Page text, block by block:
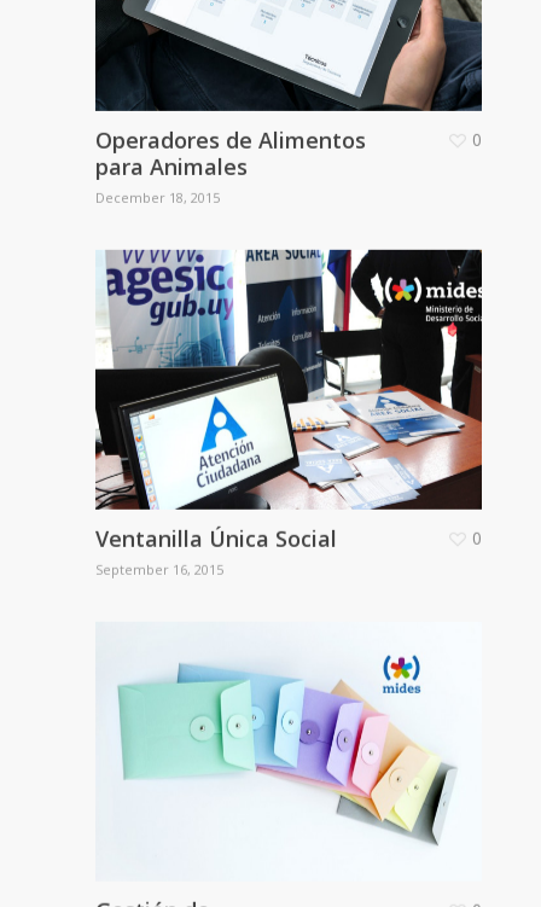
Operadores de Alimentos
para Animales
December 18, 2015
0
Ventanilla Única Social
September 16, 2015
0